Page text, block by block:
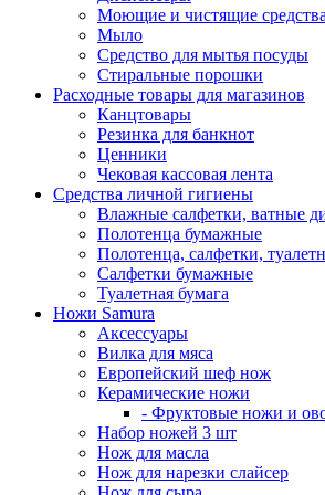
Моющие и чистящие средства
Мыло
Средство для мытья посуды
Стиральные порошки
Расходные товары для магазинов
Канцтовары
Резинка для банкнот
Ценники
Чековая кассовая лента
Средства личной гигиены
Влажные салфетки, ватные
Полотенца бумажные
Полотенца, салфетки,
Салфетки бумажные
Туалетная бумага
Ножи Samura
Аксессуары
Вилка для мяса
Европейский шеф нож
Керамические ножи
- Фруктовые ножи и
Набор ножей 3 шт
Нож для масла
Нож для нарезки слайсер